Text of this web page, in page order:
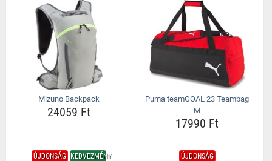
Mizuno Backpack
24059 Ft
Puma teamGOAL 23 Teambag
M
17990 Ft
ÚJDONSÁG KEDVEZMÉNY ÚJDONSÁG